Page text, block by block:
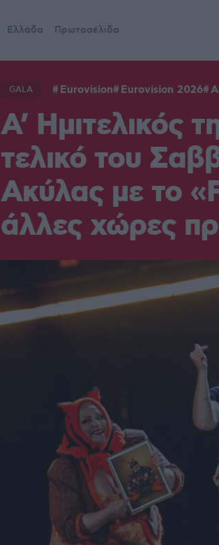
Ελλάδα Πρωτοσέλιδα
GALA Eurovision Eurovision 2026
Α’ Ημιτελικός
τελικό του
Ακύλας με το
άλλες χώρες